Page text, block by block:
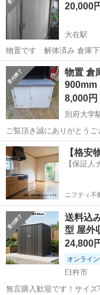
仕事 ◇半導体製造装置の組
20,000
大在駅
物置です 解体済み 倉庫下
た為、切っています。 ビスか何
ンチ
大分 大分市 大在
物置 倉庫 鍵2本付
8,000円
別府大学
ご覧頂き誠にありがとうございます。 その他にも
しております。 よろしけ
https://jmty.jp/s/profiles/
大分 別府市 別府
【格安
【保証人
ニフティ不
送料込
型 屋外
24,800
オンライ
臼杵市
無言購入歓迎です！サイズ